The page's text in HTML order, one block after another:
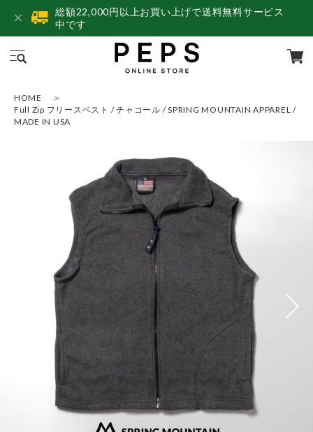
総額22,000円以上お買い上げで送料無料サービス
中です
HOME
Full Zip フリースベスト / チャコール / SPRING MOUNTAIN APPAREL /
MADE IN USA